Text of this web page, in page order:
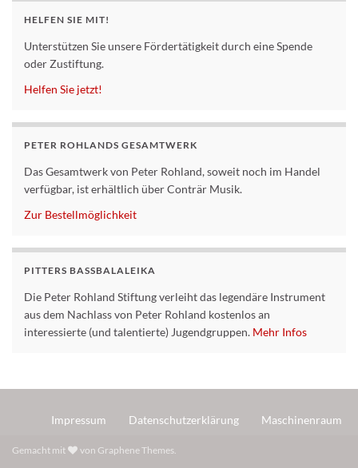
HELFEN SIE MIT!
Unterstützen Sie unsere Fördertätigkeit durch eine Spende
oder Zustiftung.
Helfen Sie jetzt!
PETER ROHLANDS GESAMTWERK
Das Gesamtwerk von Peter Rohland, soweit noch im Handel
verfügbar, ist erhältlich über Conträr Musik.
Zur Bestellmöglichkeit
PITTERS BASSBALALEIKA
Die Peter Rohland Stiftung verleiht das legendäre Instrument
aus dem Nachlass von Peter Rohland kostenlos an
interessierte (und talentierte) Jugendgruppen. Mehr Infos
Impressum Datenschutzerklärung Maschinenraum
Gemacht mit von Graphene Themes